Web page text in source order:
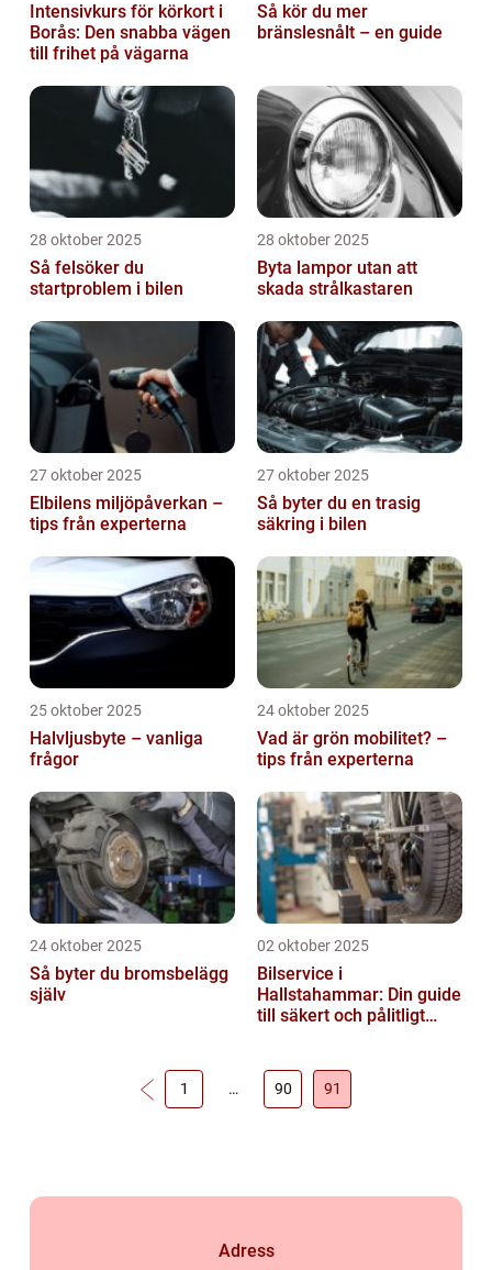
Intensivkurs för körkort i
Borås: Den snabba vägen
till frihet på vägarna
Så kör du mer
bränslesnålt – en guide
28 oktober 2025
Så felsöker du
startproblem i bilen
28 oktober 2025
Byta lampor utan att
skada strålkastaren
27 oktober 2025
Elbilens miljöpåverkan –
tips från experterna
27 oktober 2025
Så byter du en trasig
säkring i bilen
25 oktober 2025
Halvljusbyte – vanliga
frågor
24 oktober 2025
Vad är grön mobilitet? –
tips från experterna
24 oktober 2025
Så byter du bromsbelägg
själv
02 oktober 2025
Bilservice i
Hallstahammar: Din guide
till säkert och pålitligt
1 … 90 91
Adress